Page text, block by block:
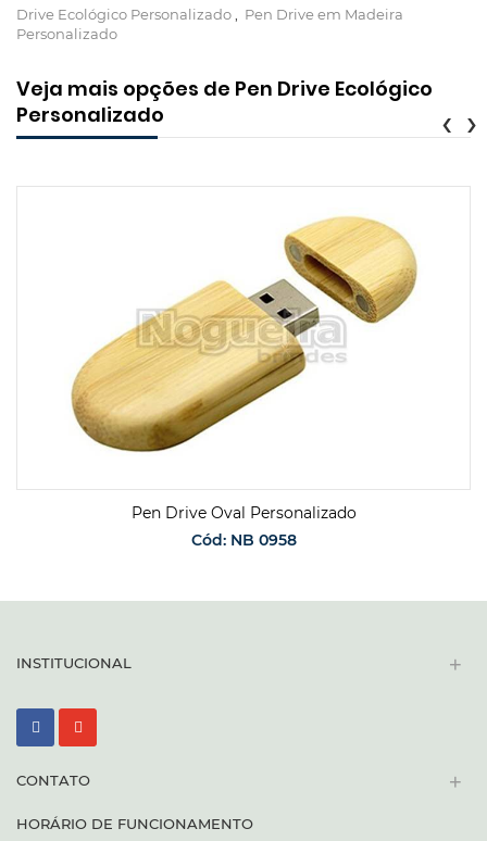
Drive Ecológico Personalizado
Pen Drive em Madeira
Personalizado
Veja mais opções de Pen Drive Ecológico
Personalizado
Pen Drive Oval Personalizado
Cód: NB 0958
SOLICITAR ORÇAMENTO
‹ ›
INSTITUCIONAL +
CONTATO +
HORÁRIO DE FUNCIONAMENTO